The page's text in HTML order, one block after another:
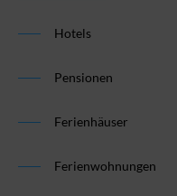
Hotels
Pensionen
Ferienhäuser
Ferienwohnungen